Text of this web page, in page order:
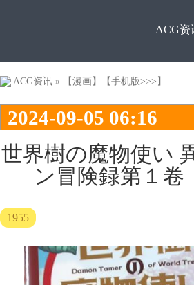
ACG资
ACG资
ACG资讯 » 【漫画】 【手机版>>>】
2024-09-05 06:16
世界樹の魔物使い
ン冒険録第１
1955